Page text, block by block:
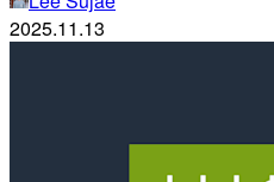
2025.11.13